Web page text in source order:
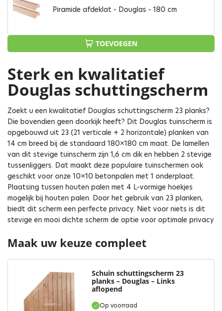
Piramide afdeklat - Douglas - 180 cm
TOEVOEGEN
Sterk en kwalitatief
Douglas schuttingscherm
Zoekt u een kwalitatief Douglas schuttingscherm 23 planks?
Die bovendien geen doorkijk heeft? Dit Douglas tuinscherm is
opgebouwd uit 23 (21 verticale + 2 horizontale) planken van
14 cm breed bij de standaard 180×180 cm maat. De lamellen
van dit stevige tuinscherm zijn 1,6 cm dik en hebben 2 stevige
tussenliggers. Dat maakt deze populaire tuinschermen ook
geschikt voor onze 10×10 betonpalen met 1 onderplaat.
Plaatsing tussen houten palen met 4 L-vormige hoekjes
mogelijk bij houten palen. Door het gebruik van 23 planken,
biedt dit scherm een perfecte privacy. Niet voor niets is dit
stevige en mooi dichte scherm de optie voor optimale privacy
Maak uw keuze compleet
Op voorraad
Schuin schuttingscherm 23
planks – Douglas – Links
aflopend